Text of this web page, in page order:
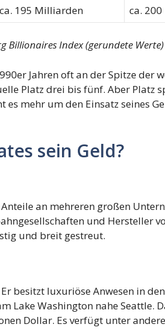
ca. 195 Milliarden ca.
Billionaires Index (gerundete Werte)
Jahren oft an der Spitze der
Platz drei bis fünf. Aber Platz
es mehr um den Einsatz seines
sein Geld?
an mehreren großen
und Hersteller
und breit gestreut.
besitzt luxuriöse Anwesen in
Lake Washington nahe Seattle.
Dollar. Es verfügt unter